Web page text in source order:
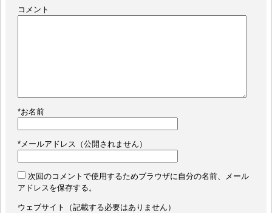
コメント
*お名前
*メールアドレス（公開されません）
次回のコメントで使用するためブラウザに自分の名前、メール
アドレスを保存する。
ウェブサイト（記載する必要はありません）